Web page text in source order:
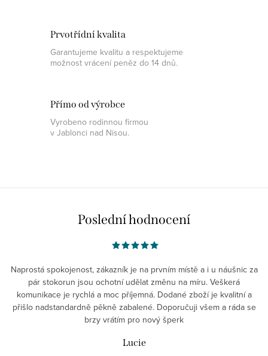
Prvotřídní kvalita
Garantujeme kvalitu a respektujeme
možnost vrácení peněz do 14 dnů.
Přímo od výrobce
Vyrobeno rodinnou firmou
v Jablonci nad Nisou.
Poslední hodnocení
Naprostá spokojenost, zákazník je na prvním místě a i u náušnic za
pár stokorun jsou ochotní udělat změnu na míru. Veškerá
komunikace je rychlá a moc příjemná. Dodané zboží je kvalitní a
přišlo nadstandardně pěkně zabalené. Doporučuji všem a ráda se
brzy vrátím pro nový šperk
Lucie